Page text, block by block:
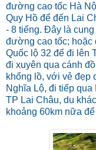
đường cao tốc Hà
Quy Hồ để đến Lai
- 8 tiếng. Đây là
đường cao tốc; hoặc
Quốc lộ 32 để đi lên
đi xuyên qua cánh
khổng lồ, với vẻ đẹp
Nghĩa Lộ, đi tiếp
TP Lai Châu, du
khoảng 60km nữa